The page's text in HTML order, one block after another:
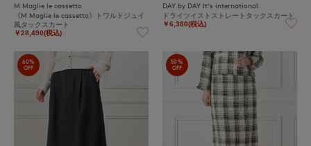
M Maglie le cassetto
《M Maglie le cassetto》トワルドジュイ
風タックスカート
￥28,490(税込)
DAY by DAY It's international
ドライツイストストレートタックスカート
￥6,380(税込)
60%
OFF
50%
OFF